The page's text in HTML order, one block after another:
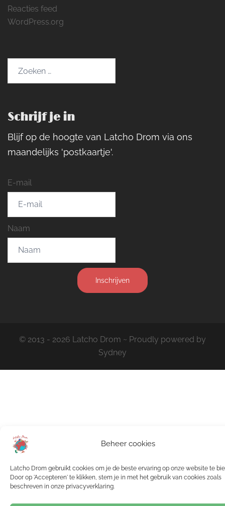
Beheer cookies
Latcho Drom gebruikt cookies om je de beste ervaring op onze website te
Door op 'Accepteren' te klikken, stem je in met het gebruik van cookies zoals
beschreven in onze privacyverklaring.
Reacties feed
WordPress.org
Schrijf je in
Blijf op de hoogte van Latcho Drom via ons
maandelijks 'postkaartje'.
E-mail
Naam
Inschrijven
© 2013 - 2026 Latcho Drom ~ Proudly powered by
Sydney